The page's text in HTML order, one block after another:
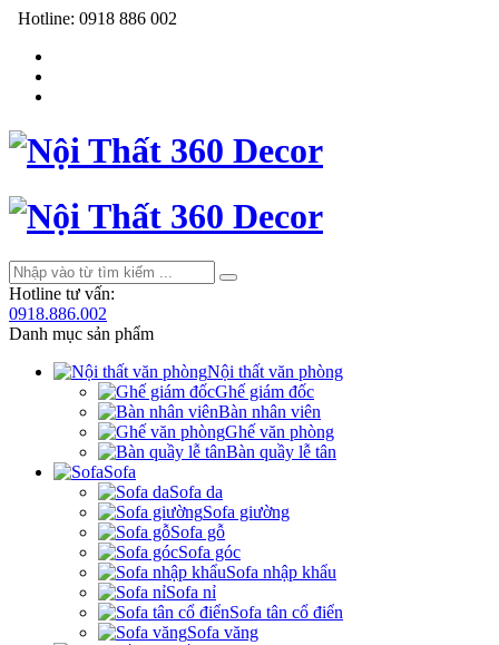
Hotline: 0918 886 002
Hotline tư vấn:
0918.886.002
Danh mục sản phẩm
Nội thất văn phòng
Ghế giám đốc
Bàn nhân viên
Ghế văn phòng
Bàn quầy lễ tân
Sofa
Sofa da
Sofa giường
Sofa gỗ
Sofa góc
Sofa nhập khẩu
Sofa nỉ
Sofa tân cổ điển
Sofa văng